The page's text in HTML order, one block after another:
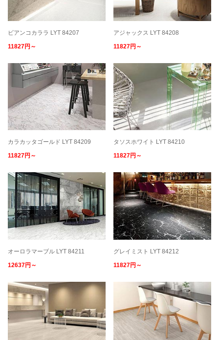
ビアンコカララ LYT 84207
11827円～
アジャックス LYT 84208
11827円～
カラカッタゴールド LYT 84209
11827円～
タソスホワイト LYT 84210
11827円～
オーロラマーブル LYT 84211
12637円～
グレイミスト LYT 84212
11827円～